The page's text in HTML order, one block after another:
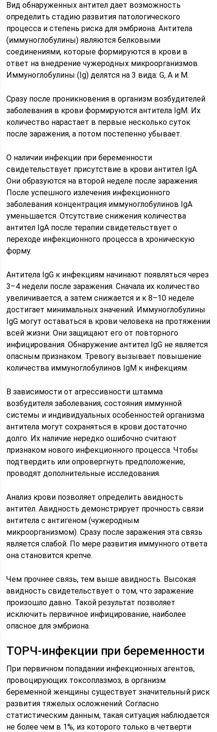
Вид обнаруженных антител дает возможность
определить стадию развития патологического
процесса и степень риска для эмбриона. Антитела
(иммуноглобулины) являются белковыми
соединениями, которые формируются в крови в
ответ на внедрение чужеродных микроорганизмов.
Иммуноглобулины (Ig) делятся на 3 вида: G, А и М.
Сразу после проникновения в организм возбудителей
заболевания в крови формируются антитела IgМ. Их
количество нарастает в первые несколько суток
после заражения, а потом постепенно убывает.
О наличии инфекции при беременности
свидетельствует присутствие в крови антител IgА.
Они образуются на второй неделе после заражения.
После успешного излечения инфекционного
заболевания концентрация иммуноглобулинов IgА
уменьшается. Отсутствие снижения количества
антител IgА после терапии свидетельствует о
переходе инфекционного процесса в хроническую
форму.
Антитела IgG к инфекциям начинают появляться через
3–4 недели после заражения. Сначала их количество
увеличивается, а затем снижается и к 8–10 неделе
достигает минимальных значений. Иммуноглобулины
IgG могут оставаться в крови человека на протяжении
всей жизни. Они защищают его от повторного
инфицирования. Обнаружение антител IgG не является
опасным признаком. Тревогу вызывает повышение
количества иммуноглобулинов IgM к инфекциям.
В зависимости от агрессивности штамма
возбудителя заболевания, состояния иммунной
системы и индивидуальных особенностей организма
антитела могут сохраняться в крови достаточно
долго. Их наличие нередко ошибочно считают
признаком нового инфекционного процесса. Чтобы
подтвердить или опровергнуть предположение,
проводят дополнительные исследования.
Анализ крови позволяет определить авидность
антител. Авидность демонстрирует прочность связи
антитела с антигеном (чужеродным
микроорганизмом). Сразу после заражения эта связь
является слабой. По мере развития иммунного ответа
она становится крепче.
Чем прочнее связь, тем выше авидность. Высокая
авидность свидетельствует о том, что заражение
произошло давно. Такой результат позволяет
исключить первичное инфицирование, наиболее
опасное для эмбриона.
ТОРЧ-инфекции при беременности
При первичном попадании инфекционных агентов,
провоцирующих токсоплазмоз, в организм
беременной женщины существует значительный риск
развития тяжелых осложнений. Согласно
статистическим данным, такая ситуация наблюдается
не более чем в 1%, из которого только в четверти